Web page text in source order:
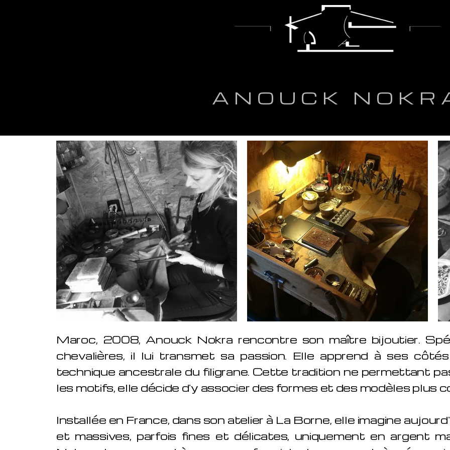
ANOUCK
Maroc, 2008, Anouck Nokra rencontre son maître bijoutier.
chevalières, il lui transmet sa passion. Elle apprend à ses
technique ancestrale du filigrane. Cette tradition ne permettant
les motifs, elle décide d'y associer des formes et des modèles plus
Installée en France, dans son atelier à La Borne, elle imagine
et massives, parfois fines et délicates, uniquement en argent